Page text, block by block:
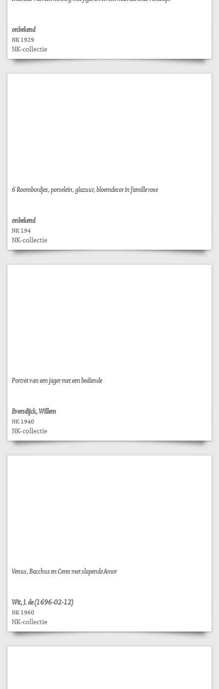
onbekend
NK 1929
NK-collectie
6 Roombordjes, porselein, glazuur, bloemdecor in famille rose
onbekend
NK 194
NK-collectie
Portret van een jager met een bediende
Eversdijck, Willem
NK 1940
NK-collectie
Venus, Bacchus en Ceres met slapende Amor
Wit, J. de (1696-02-12)
NK 1960
NK-collectie